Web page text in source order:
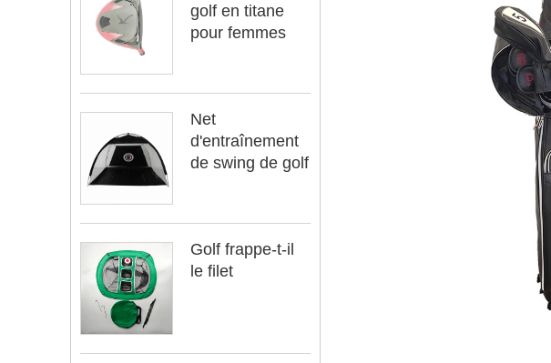
golf en titane
pour femmes
Net
d'entraînement
de swing de golf
Golf frappe-t-il
le filet